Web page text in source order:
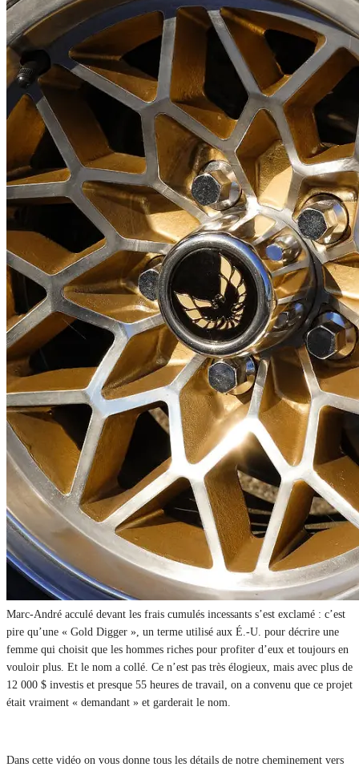
Marc-André acculé devant les frais cumulés incessants s’est exclamé : c’est
pire qu’une « Gold Digger », un terme utilisé aux É.-U. pour décrire une
femme qui choisit que les hommes riches pour profiter d’eux et toujours en
vouloir plus. Et le nom a collé. Ce n’est pas très élogieux, mais avec plus de
12 000 $ investis et presque 55 heures de travail, on a convenu que ce projet
était vraiment « demandant » et garderait le nom.
Dans cette vidéo on vous donne tous les détails de notre cheminement vers